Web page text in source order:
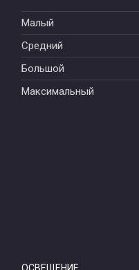
Малый
Средний
Большой
Максимальный